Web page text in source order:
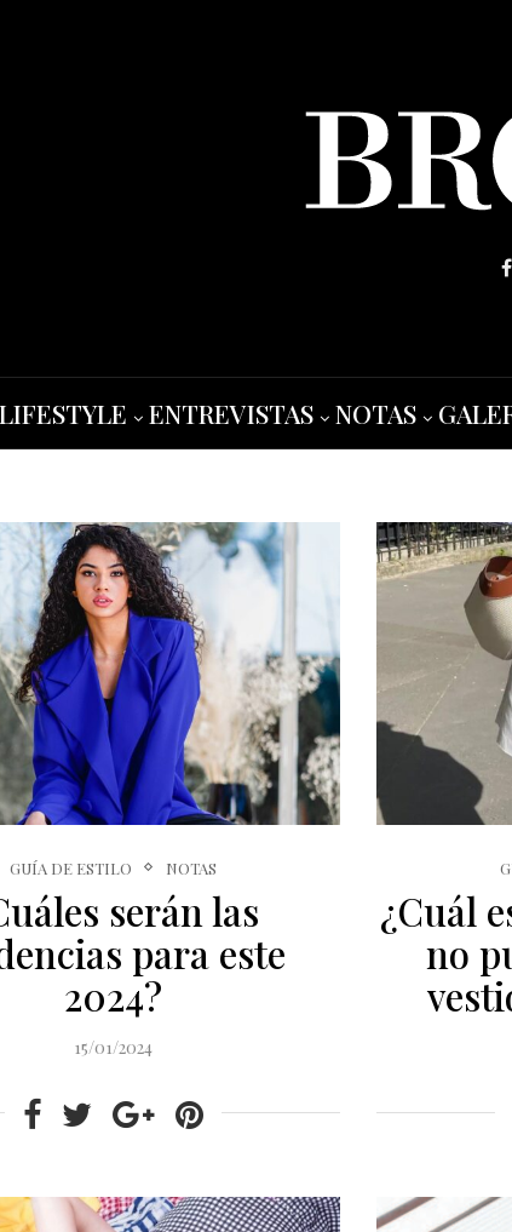
LIFESTYLE ENTREVISTAS NOTAS
GUÍA DE ESTILO NOTAS
serán las
para este
2024?
15/01/2024
¿Cuál
no